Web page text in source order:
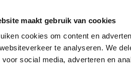
maakt gebruik van cookies
cookies om content en
te analyseren. We
voor social media, adverteren en